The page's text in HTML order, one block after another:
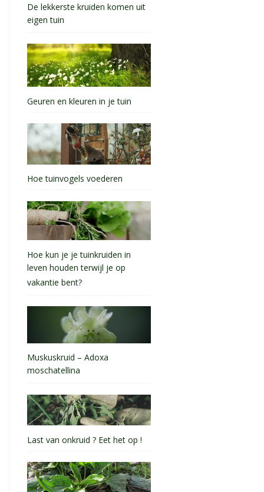
De lekkerste kruiden komen uit
eigen tuin
Geuren en kleuren in je tuin
Hoe tuinvogels voederen
Hoe kun je je tuinkruiden in
leven houden terwijl je op
vakantie bent?
Muskuskruid – Adoxa
moschatellina
Last van onkruid ? Eet het op !